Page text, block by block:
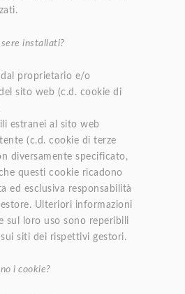
installati?
proprietario e/o
sito web (c.d. cookie di
estranei al sito web
(c.d. cookie di terze
diversamente specificato,
questi cookie ricadono
ed esclusiva responsabilità
Ulteriori informazioni
sul loro uso sono reperibili
siti dei rispettivi gestori.
i cookie?